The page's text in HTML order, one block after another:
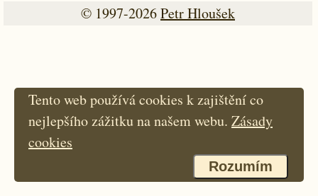
© 1997-2026Petr Hloušek
Tento web používá cookies k zajištění co
nejlepšího zážitku na našem webu. Zásady
cookies
Rozumím